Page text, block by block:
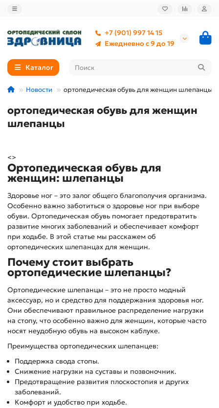
+7 (901) 997 14 15
Ежедневно с 9 до 19
Каталог
Новости ортопедическая обувь для женщин шлепанцы
ортопедическая обувь для женщин
шлепанцы
<>
Ортопедическая обувь для
женщин: шлепанцы
Здоровье ног – это залог общего благополучия организма.
Особенно важно заботиться о здоровье ног при выборе
обуви. Ортопедическая обувь помогает предотвратить
развитие многих заболеваний и обеспечивает комфорт
при ходьбе. В этой статье мы расскажем об
ортопедических шлепанцах для женщин.
Почему стоит выбрать
ортопедические шлепанцы?
Ортопедические шлепанцы – это не просто модный
аксессуар, но и средство для поддержания здоровья ног.
Они обеспечивают правильное распределение нагрузки
на стопу, что особенно важно для женщин, которые часто
носят неудобную обувь на высоком каблуке.
Преимущества ортопедических шлепанцев:
Поддержка свода стопы.
Снижение нагрузки на суставы и позвоночник.
Предотвращение развития плоскостопия и других
заболеваний.
Комфорт и удобство при ходьбе.